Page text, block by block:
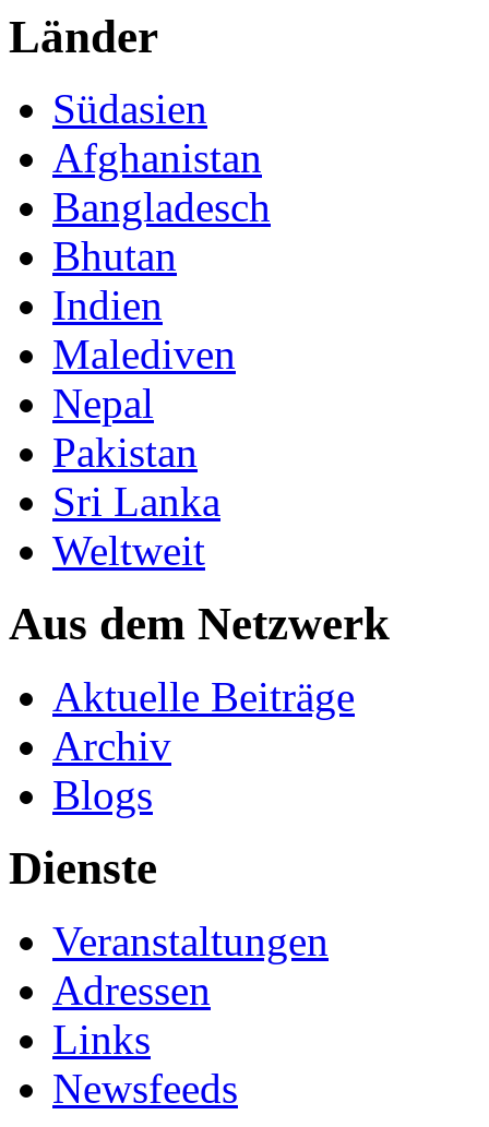
Länder
Südasien
Afghanistan
Bangladesch
Bhutan
Indien
Malediven
Nepal
Pakistan
Sri Lanka
Weltweit
Aus dem Netzwerk
Aktuelle Beiträge
Archiv
Blogs
Dienste
Veranstaltungen
Adressen
Links
Newsfeeds